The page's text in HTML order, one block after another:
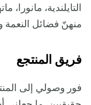
التايلندية، مانورا،
منهنّ فضائل النعمة
فريق المنتجع
فور وصولي إلى